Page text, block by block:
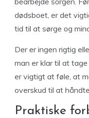
dødsboet, er det
tid til at sørge og
Der er ingen rigtig
man er klar til at
er vigtigt at føle, at
overskud til at
Praktiske